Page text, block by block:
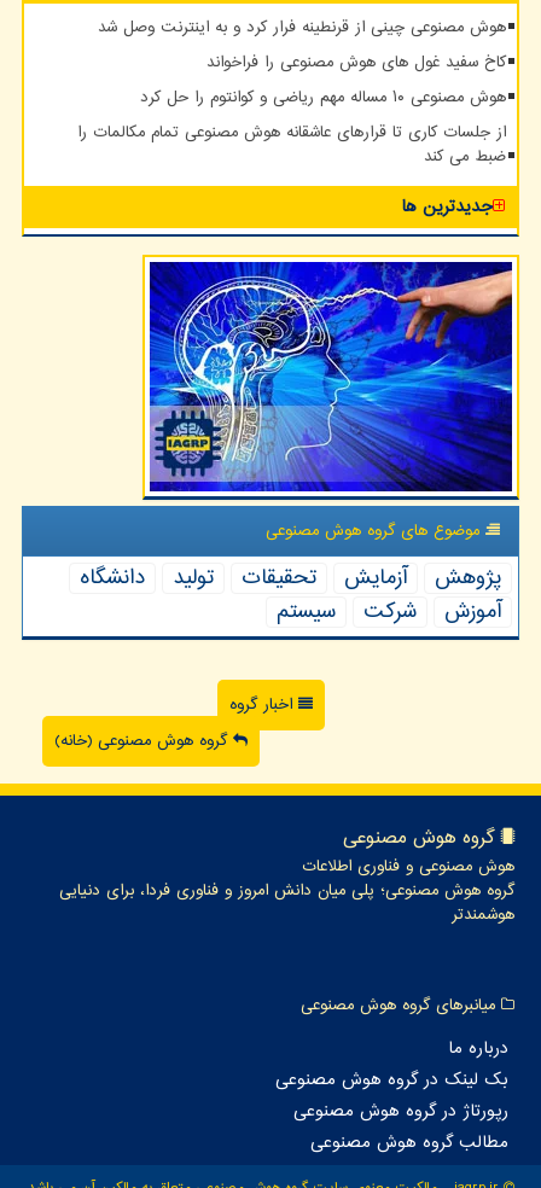
هوش مصنوعی چینی از قرنطینه فرار کرد و به اینترنت وصل شد
کاخ سفید غول های هوش مصنوعی را فراخواند
هوش مصنوعی ۱۰ مساله مهم ریاضی و کوانتوم را حل کرد
از جلسات کاری تا قرارهای عاشقانه هوش مصنوعی تمام مکالمات را
ضبط می کند
جدیدترین ها
موضوع های گروه هوش مصنوعی
پژوهش آزمایش تحقیقات تولید
دانشگاه
آموزش
شركت سیستم
اخبار گروه
گروه هوش مصنوعی (خانه)
گروه هوش مصنوعی
هوش مصنوعی و فناوری اطلاعات
گروه هوش مصنوعی؛ پلی میان دانش امروز و فناوری فردا، برای دنیایی
هوشمندتر
میانبرهای گروه هوش مصنوعی
درباره ما
بک لینک در گروه هوش مصنوعی
رپورتاژ در گروه هوش مصنوعی
مطالب گروه هوش مصنوعی